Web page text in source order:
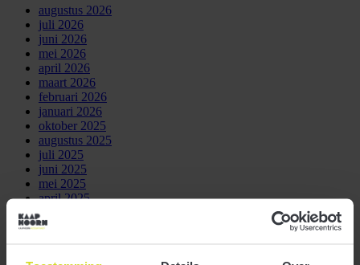
augustus 2026
juli 2026
juni 2026
mei 2026
april 2026
maart 2026
februari 2026
januari 2026
oktober 2025
augustus 2025
juli 2025
juni 2025
mei 2025
april 2025
maart 2025
februari 2025